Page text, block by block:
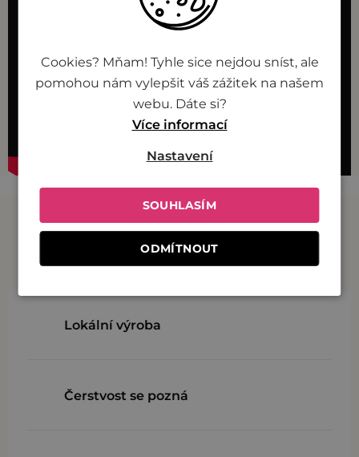
Proč Živina?
Lokální výroba
Čerstvost se pozná
Cookies? Mňam! Tyhle sice nejdou sníst, ale
pomohou nám vylepšit váš zážitek na našem
webu. Dáte si?
Více informací
SOUHLASÍM
ODMÍTNOUT
Nastavení